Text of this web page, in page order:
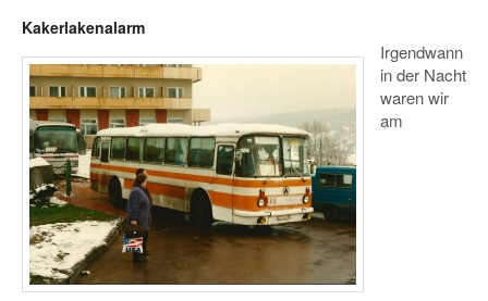
Kakerlakenalarm
Irgendwann
in der Nacht
waren wir
am